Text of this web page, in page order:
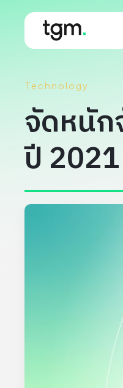
Technology
จัดหนัก
ปี 2021